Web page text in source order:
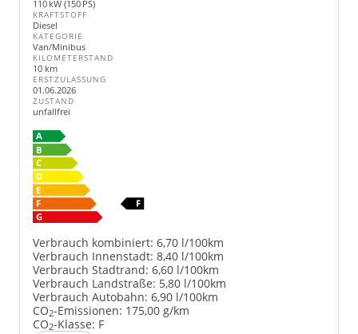
110 kW (150 PS)
KRAFTSTOFF
Diesel
KATEGORIE
Van/Minibus
KILOMETERSTAND
10 km
ERSTZULASSUNG
01.06.2026
ZUSTAND
unfallfrei
Verbrauch kombiniert: 6,70 l/100km
Verbrauch Innenstadt: 8,40 l/100km
Verbrauch Stadtrand: 6,60 l/100km
Verbrauch Landstraße: 5,80 l/100km
Verbrauch Autobahn: 6,90 l/100km
CO2-Emissionen: 175,00 g/km
CO2-Klasse: F